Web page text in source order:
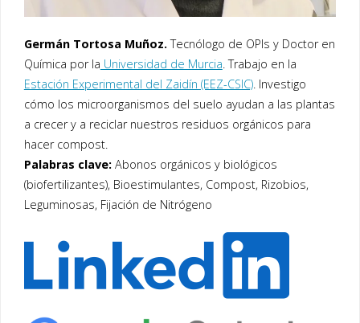
Germán Tortosa Muñoz.Tecnólogo de OPIs y Doctor en
Química por la Universidad de Murcia. Trabajo en la
Estación Experimental del Zaidín (EEZ-CSIC). Investigo
cómo los microorganismos del suelo ayudan a las plantas
a crecer y a reciclar nuestros residuos orgánicos para
hacer compost.
Palabras clave:Abonos orgánicos y biológicos
(biofertilizantes), Bioestimulantes, Compost, Rizobios,
Leguminosas, Fijación de Nitrógeno